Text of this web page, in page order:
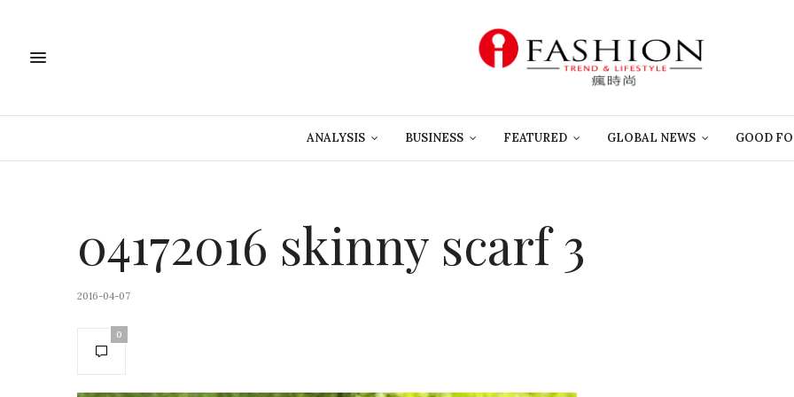
ANALYSIS BUSINESS FEATURED GLOBAL NEWS GOOD
04172016 skinny scarf 3
2016-04-07
0